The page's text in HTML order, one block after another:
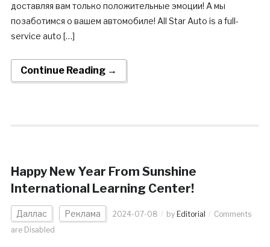
доставляя вам только положительные эмоции! А мы
позаботимся о вашем автомобиле! All Star Auto is a full-
service auto […]
Continue Reading →
Happy New Year From Sunshine
International Learning Center!
Даллас Реклама 2024-07-08 by Editorial
Comments
are Disabled